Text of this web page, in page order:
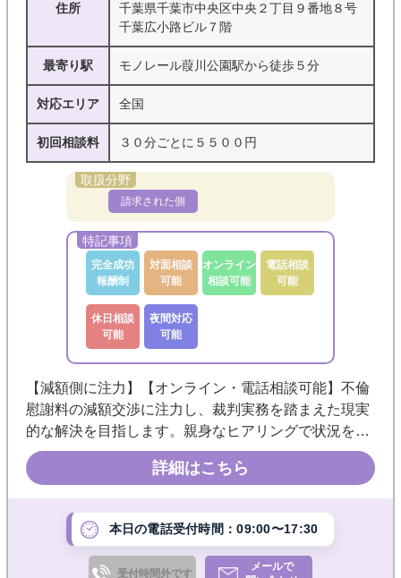
住所
千葉県千葉市中央区中央２丁目９番地８号
千葉広小路ビル７階
最寄り駅 モノレール葭川公園駅から徒歩５分
対応エリア 全国
初回相談料 ３０分ごとに５５００円
請求された側
完全成功
報酬制
対面相談
可能
オンライン
相談可能
電話相談
可能
休日相談
可能
夜間対応
可能
【減額側に注力】【オンライン・電話相談可能】不倫
慰謝料の減額交渉に注力し、裁判実務を踏まえた現実
的な解決を目指します。親身なヒアリングで状況を丁
寧に整理し、交渉から訴訟まで一貫対応。オンライン
相談にも対応していますので、お気軽にご相談くださ
い。
詳細はこちら
本日の電話受付時間：09:00〜17:30
受付時間外です
メールで